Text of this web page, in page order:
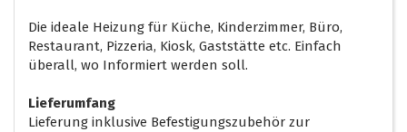
Die ideale Heizung für Küche, Kinderzimmer, Büro,
Restaurant, Pizzeria, Kiosk, Gaststätte etc. Einfach
überall, wo Informiert werden soll.
Lieferumfang
Lieferung inklusive Befestigungszubehör zur